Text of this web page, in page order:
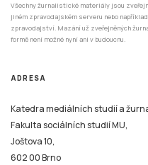
Všechny žurnalistické materiály jsou
jiném zpravodajském serveru nebo
zpravodajství. Mazání už zveřejněných
formě není možné nyní ani v budoucnu.
ADRESA
Katedra mediálních studií a
Fakulta sociálních studií MU,
Joštova 10,
602 00 Brno